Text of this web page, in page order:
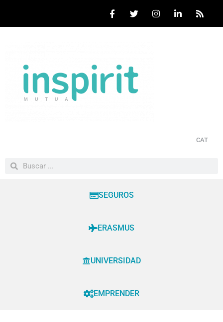
CAT
SEGUROS
ERASMUS
UNIVERSIDAD
EMPRENDER